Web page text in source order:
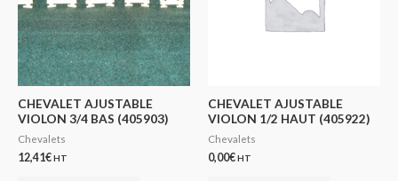
CHEVALET AJUSTABLE
VIOLON 3/4 BAS (405903)
Chevalets
12,41€HT
CHEVALET AJUSTABLE
VIOLON 1/2 HAUT (405922)
Chevalets
0,00€HT